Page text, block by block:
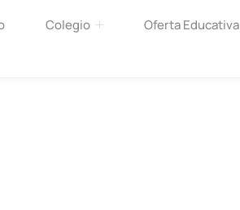
Colegio Oferta Educativa